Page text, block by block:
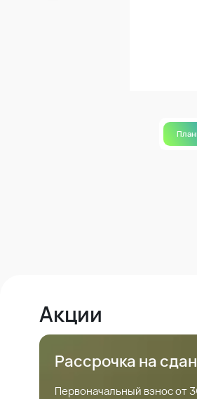
Акции
Рассрочка на
Первоначальный взнос от